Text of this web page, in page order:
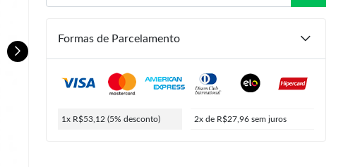
R$55,92 R$53,12
Formas de Parcelamento
1x R$53,12 (5% desconto) 2x de R$27,96 sem juros